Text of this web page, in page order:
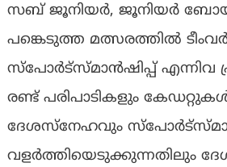
സബ് ജൂനിയർ, ജൂനിയർ
പങ്കെടുത്ത മത്സരത്തിൽ
സ്‌പോർട്‌സ്‌മാൻഷിപ്പ് എന്നിവ
രണ്ട് പരിപാടികളും
ദേശസ്‌നേഹവും
വളർത്തിയെടുക്കുന്നതിലും